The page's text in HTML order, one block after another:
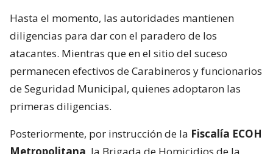
Hasta el momento, las autoridades mantienen
diligencias para dar con el paradero de los
atacantes. Mientras que en el sitio del suceso
permanecen efectivos de Carabineros y funcionarios
de Seguridad Municipal, quienes adoptaron las
primeras diligencias.
Posteriormente, por instrucción de la Fiscalía ECOH
Metropolitana, la Brigada de Homicidios de la